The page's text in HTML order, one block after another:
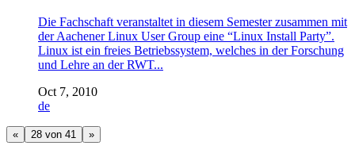
Die Fachschaft veranstaltet in diesem Semester zusammen mit
der Aachener Linux User Group eine “Linux Install Party”.
Linux ist ein freies Betriebssystem, welches in der Forschung
und Lehre an der RWT...
Oct 7, 2010
de
« 28 von 41 »